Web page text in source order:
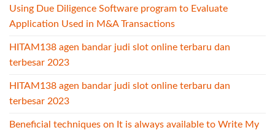
Using Due Diligence Software program to Evaluate
Application Used in M&A Transactions
HITAM138 agen bandar judi slot online terbaru dan
terbesar 2023
HITAM138 agen bandar judi slot online terbaru dan
terbesar 2023
Beneficial techniques on It is always available to Write My